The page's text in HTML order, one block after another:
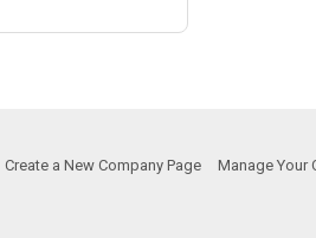
Create a New Company Page Manage Your